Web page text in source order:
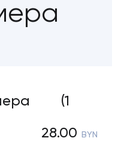
(1
28.00
BYN